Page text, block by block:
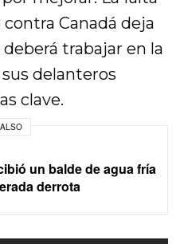
Canadá deja
trabajar en la
delanteros
clave.
un balde de agua fría
derrota